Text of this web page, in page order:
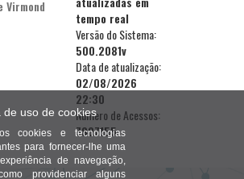
de uso de cookies
cookies e tecnologias
para fornecer-lhe uma
de navegação,
providenciar alguns
Virmond
tempo real
Versão do Sistema:
500.2081v
Data de atualização:
02/08/2026
22:30
Número de Acessos:
7807155